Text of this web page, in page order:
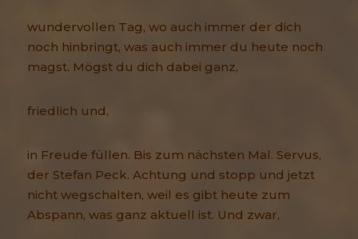
wundervollen Tag, wo auch immer der dich
noch hinbringt, was auch immer du heute noch
magst. Mögst du dich dabei ganz,
friedlich und,
in Freude füllen. Bis zum nächsten Mal. Servus,
der Stefan Peck. Achtung und stopp und jetzt
nicht wegschalten, weil es gibt heute zum
Abspann, was ganz aktuell ist. Und zwar,